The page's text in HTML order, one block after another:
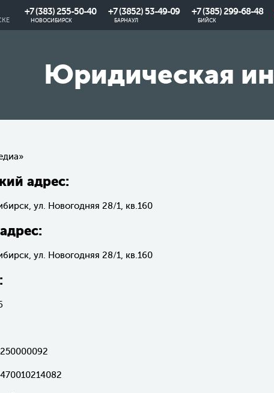
+7 (383) 255-50-40
НОВОСИБИРСК
+7 (3852) 53-49-09
БАРНАУЛ
+7 (385) 299-68-48
БИЙСК
Юридическая
адрес:
ул. Новогодняя 28/1, кв.160
ул. Новогодняя 28/1, кв.160